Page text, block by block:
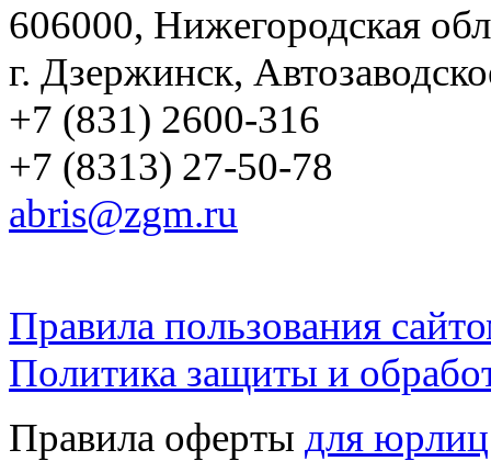
606000, Нижегородская
г. Дзержинск,
+7 (831) 2600-316
+7 (8313) 27-50-78
abris@zgm.ru
Правила пользования
Политика защиты и
Правила оферты для